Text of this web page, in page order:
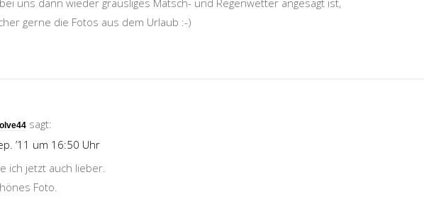
uns dann wieder grausliges Matsch- und Regenwetter angesagt ist,
gerne die Fotos aus dem Urlaub :-)
sagt:
’11 um 16:50 Uhr
ich jetzt auch lieber.
Foto.